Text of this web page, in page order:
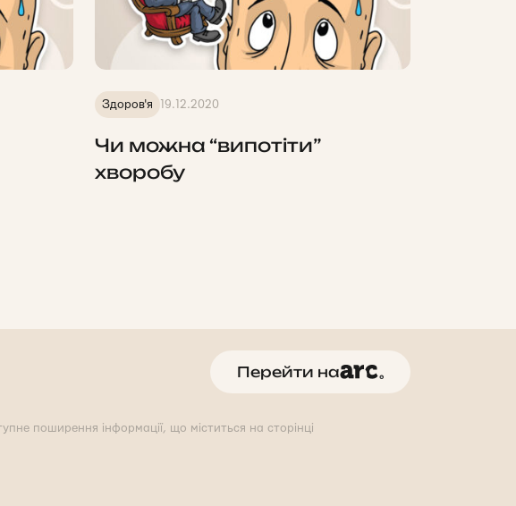
Здоров'я 19.12.2020
Чи можна “випотіти”
хворобу
Перейти на
поширення інформації, що міститься на сторінці